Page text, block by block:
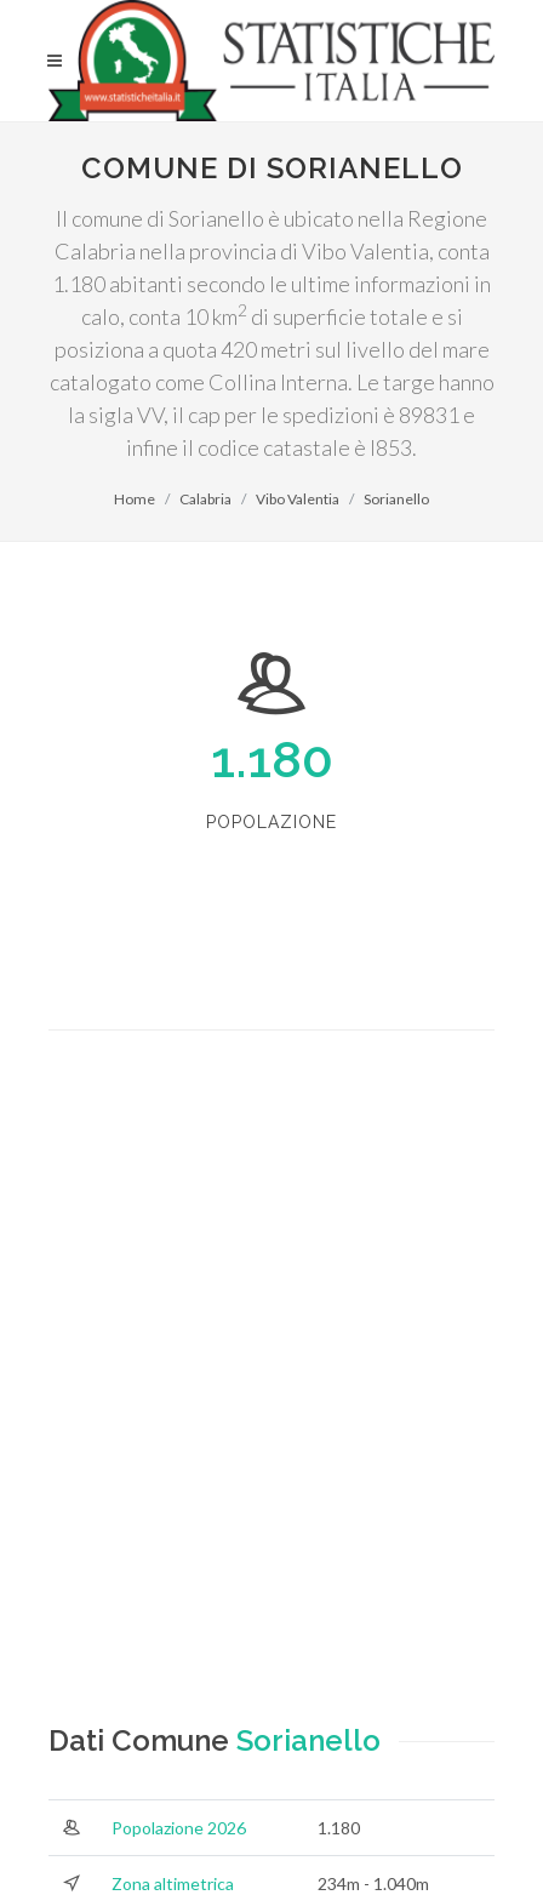
COMUNE DI SORIANELLO
Il comune di Sorianello è ubicato nella Regione
Calabria nella provincia di Vibo Valentia, conta
1.180 abitanti secondo le ultime informazioni in
calo, conta 10 km2 di superficie totale e si
posiziona a quota 420 metri sul livello del mare
catalogato come Collina Interna. Le targe hanno
la sigla VV, il cap per le spedizioni è 89831 e
infine il codice catastale è I853.
Home Calabria Vibo Valentia Sorianello
1.180
POPOLAZIONE
Dati Comune Sorianello
Popolazione 2026 1.180
Zona altimetrica 234m - 1.040m